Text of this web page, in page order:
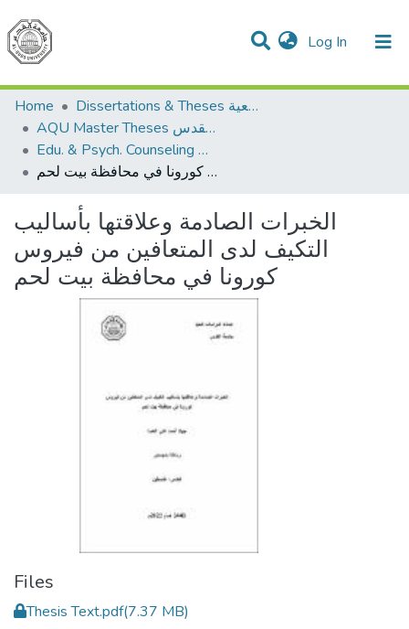
Log In (current)
Communities & Collections
All of DSpace
Home
Dissertations & Theses الرسائل الجامعية
AQU Master Theses الرسائل الجامعية الخاصة بجامعة القدس
Edu. & Psych. Counseling الإرشاد النفسي والتربوي
الخبرات الصادمة وعلاقتها بأساليب التكيف لدى المتعافين من فيروس كورونا في محافظة بيت لحم
الخبرات الصادمة وعلاقتها بأساليب
التكيف لدى المتعافين من فيروس
كورونا في محافظة بيت لحم
Files
Thesis Text.pdf(7.37 MB)